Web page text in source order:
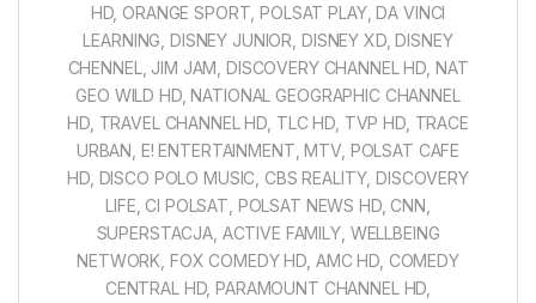
HD, ORANGE SPORT, POLSAT PLAY, DA VINCI
LEARNING, DISNEY JUNIOR, DISNEY XD, DISNEY
CHENNEL, JIM JAM, DISCOVERY CHANNEL HD, NAT
GEO WILD HD, NATIONAL GEOGRAPHIC CHANNEL
HD, TRAVEL CHANNEL HD, TLC HD, TVP HD, TRACE
URBAN, E! ENTERTAINMENT, MTV, POLSAT CAFE
HD, DISCO POLO MUSIC, CBS REALITY, DISCOVERY
LIFE, CI POLSAT, POLSAT NEWS HD, CNN,
SUPERSTACJA, ACTIVE FAMILY, WELLBEING
NETWORK, FOX COMEDY HD, AMC HD, COMEDY
CENTRAL HD, PARAMOUNT CHANNEL HD,